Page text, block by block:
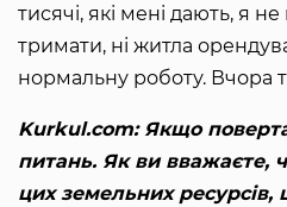
тисячі, які мені дають, я
тримати, ні житла
нормальну роботу. Вчора
Kurkul.com: Якщо
питань. Як ви вважаєте,
цих земельних ресурсів,